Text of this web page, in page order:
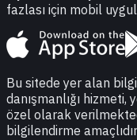
fazlası için mobil
Bu sitede yer alan
danışmanlığı
özel olarak
bilgilendirme